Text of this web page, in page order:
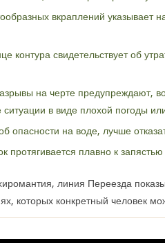
вкраплений указывает
контура свидетельствует об
на черте предупреждают,
ситуации в виде плохой погоды
опасности на воде, лучше
протягивается плавно к
линия Переезда
которых конкретный человек